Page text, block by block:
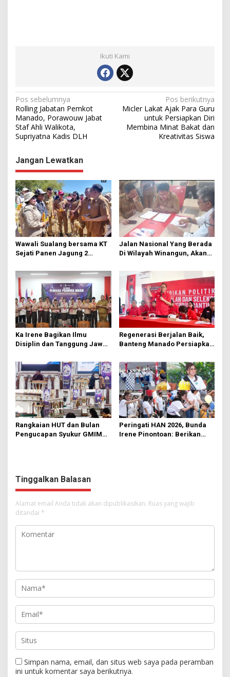
Ikuti Kami
N
a
v
g
a
s
i
p
o
s
Pos sebelumnya
Rolling Jabatan Pemkot
Manado, Porawouw Jabat
Staf Ahli Walikota,
Supriyatna Kadis DLH
Pos berikutnya
Micler Lakat Ajak Para Guru
untuk Persiapkan Diri
Membina Minat Bakat dan
Kreativitas Siswa
Jangan Lewatkan
Wawali Sualang bersama KT
Sejati Panen Jagung 2
Jalan Nasional Yang Berada
Di Wilayah Winangun, Akan
Ka Irene Bagikan Ilmu
Disiplin dan Tanggung Jawab
Manado
Regenerasi Berjalan Baik,
Banteng Manado Persiapkan
Rumput
Rangkaian HUT dan Bulan
Pengucapan Syukur GMIM
Peringati HAN 2026, Bunda
Irene Pinontoan: Berikan
Tinggalkan Balasan
Alamat email Anda tidak akan dipublikasikan. Ruas yang wajib
ditandai *
Simpan nama, email, dan situs web saya pada peramban
ini untuk komentar saya berikutnya.